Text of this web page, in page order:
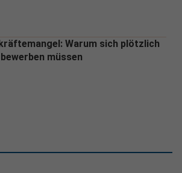
Warum sich plötzlich
müssen